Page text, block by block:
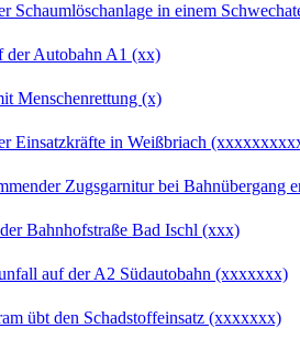
Schaumlöschanlage in einem
der Autobahn A1 (xx)
Menschenrettung (x)
Einsatzkräfte in Weißbriach
Zugsgarnitur bei Bahnübergang
Bahnhofstraße Bad Ischl (xxx)
auf der A2 Südautobahn (xxxxxxx)
übt den Schadstoffeinsatz (xxxxxxx)